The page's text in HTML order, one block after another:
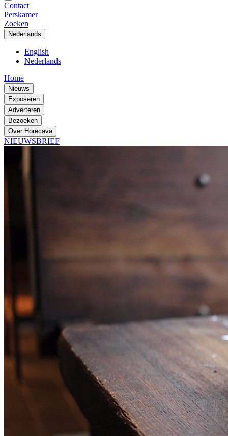
Contact
Perskamer
Zoeken
Nederlands
English
Nederlands
Home
Nieuws
Exposeren
Adverteren
Bezoeken
Over Horecava
NIEUWSBRIEF